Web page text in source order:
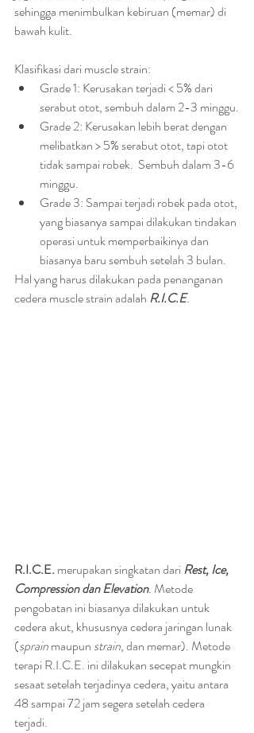
sehingga menimbulkan kebiruan (memar) di
bawah kulit.
Klasifikasi dari muscle strain:
Grade 1: Kerusakan terjadi < 5% dari
serabut otot, sembuh dalam 2-3 minggu.
Grade 2: Kerusakan lebih berat dengan
melibatkan > 5% serabut otot, tapi otot
tidak sampai robek.  Sembuh dalam 3-6
minggu.
Grade 3: Sampai terjadi robek pada otot,
yang biasanya sampai dilakukan tindakan
operasi untuk memperbaikinya dan
biasanya baru sembuh setelah 3 bulan.
Hal yang harus dilakukan pada penanganan
cedera muscle strain adalah R.I.C.E.
R.I.C.E. merupakan singkatan dari Rest, Ice,
Compression dan Elevation. Metode
pengobatan ini biasanya dilakukan untuk
cedera akut, khususnya cedera jaringan lunak
(sprain maupun strain, dan memar). Metode
terapi R.I.C.E. ini dilakukan secepat mungkin
sesaat setelah terjadinya cedera, yaitu antara
48 sampai 72 jam segera setelah cedera
terjadi.